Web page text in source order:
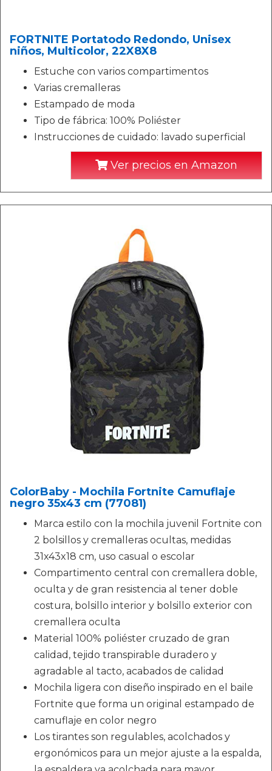
FORTNITE Portatodo Redondo, Unisex
niños, Multicolor, 22X8X8
Estuche con varios compartimentos
Varias cremalleras
Estampado de moda
Tipo de fábrica: 100% Poliéster
Instrucciones de cuidado: lavado superficial
Ver precios en Amazon
ColorBaby - Mochila Fortnite Camuflaje
negro 35x43 cm (77081)
Marca estilo con la mochila juvenil Fortnite con
2 bolsillos y cremalleras ocultas, medidas
31x43x18 cm, uso casual o escolar
Compartimento central con cremallera doble,
oculta y de gran resistencia al tener doble
costura, bolsillo interior y bolsillo exterior con
cremallera oculta
Material 100% poliéster cruzado de gran
calidad, tejido transpirable duradero y
agradable al tacto, acabados de calidad
Mochila ligera con diseño inspirado en el baile
Fortnite que forma un original estampado de
camuflaje en color negro
Los tirantes son regulables, acolchados y
ergonómicos para un mejor ajuste a la espalda,